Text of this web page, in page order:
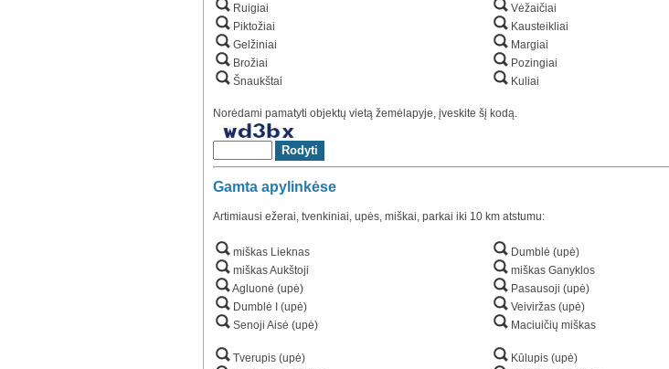
Ruigiai
Piktožiai
Gelžiniai
Brožiai
Šnaukštai
Vėžaičiai
Kausteikliai
Margiai
Pozingiai
Kuliai
Norėdami pamatyti objektų vietą žemėlapyje, įveskite šį kodą.
Gamta apylinkėse
Artimiausi ežerai, tvenkiniai, upės, miškai, parkai iki 10 km atstumu:
miškas Lieknas
miškas Aukštoji
Agluonė (upė)
Dumblė I (upė)
Senoji Aisė (upė)
Tverupis (upė)
Dumblė (upė)
miškas Ganyklos
Pasausoji (upė)
Veiviržas (upė)
Maciuičių miškas
Kūlupis (upė)